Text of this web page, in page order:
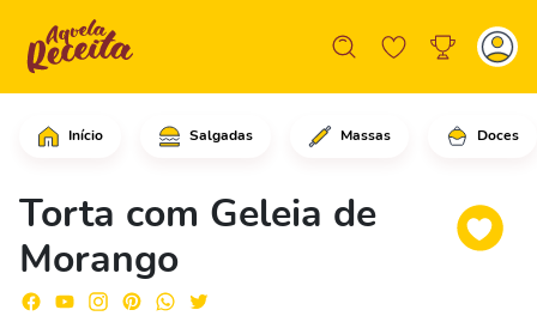
Início Salgadas Massas Doces
Torta com Geleia de
Morango
Em uma tigela, coloque a farinha